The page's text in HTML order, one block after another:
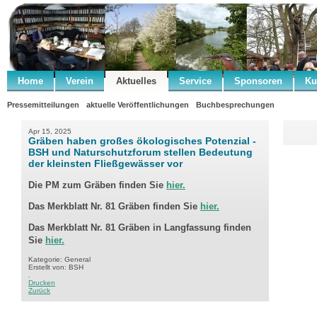
Home Verein Aktuelles Service Sponsoren
Pressemitteilungen aktuelle Veröffentlichungen Buchbesprechungen
Apr 15, 2025
Gräben haben großes ökologisches Potenzial -
BSH und Naturschutzforum stellen Bedeutung
der kleinsten Fließgewässer vor
Die PM zum Gräben finden Sie hier.
Das Merkblatt Nr. 81 Gräben finden Sie hier.
Das Merkblatt Nr. 81 Gräben in Langfassung finden
Sie hier.
Kategorie: General
Erstellt von: BSH
Drucken
Zurück